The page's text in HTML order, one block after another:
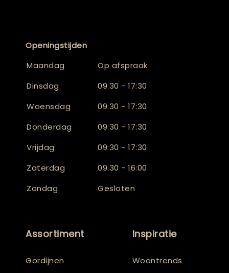
Openingstijden
Maandag
Op afspraak
Dinsdag
09:30 - 17:30
Woensdag
09:30 - 17:30
Donderdag
09:30 - 17:30
Vrijdag
09:30 - 17:30
Zaterdag
09:30 - 16:00
Zondag
Gesloten
Assortiment
Gordijnen
Inspiratie
Woontrends